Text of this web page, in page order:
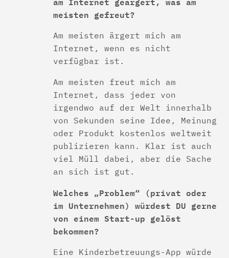
meisten gefreut?
Am meisten ärgert mich am
Internet, wenn es nicht
verfügbar ist.
Am meisten freut mich am
Internet, dass jeder von
irgendwo auf der Welt innerhalb
von Sekunden seine Idee, Meinung
oder Produkt kostenlos weltweit
publizieren kann. Klar ist auch
viel Müll dabei, aber die Sache
an sich ist gut.
Welches „Problem“ (privat oder
im Unternehmen) würdest DU gerne
von einem Start-up gelöst
bekommen?
Eine Kinderbetreuungs-App würde